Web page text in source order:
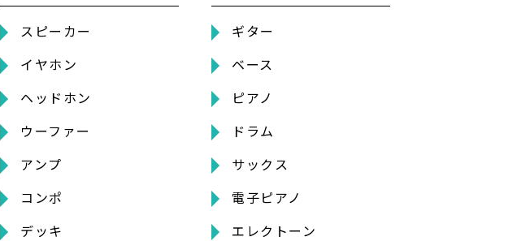
スピーカー
イヤホン
ヘッドホン
ウーファー
アンプ
コンポ
デッキ
ギター
ベース
ピアノ
ドラム
サックス
電子ピアノ
エレクトーン